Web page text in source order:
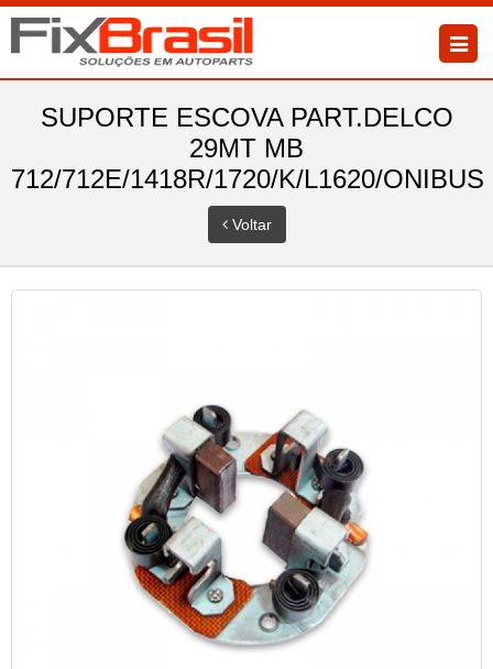
SUPORTE ESCOVA PART.DELCO
29MT MB
712/712E/1418R/1720/K/L1620/ONIBUS
Voltar